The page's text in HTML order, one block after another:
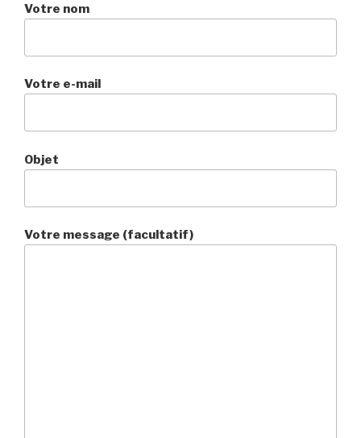
Votre nom
Votre e-mail
Objet
Votre message (facultatif)